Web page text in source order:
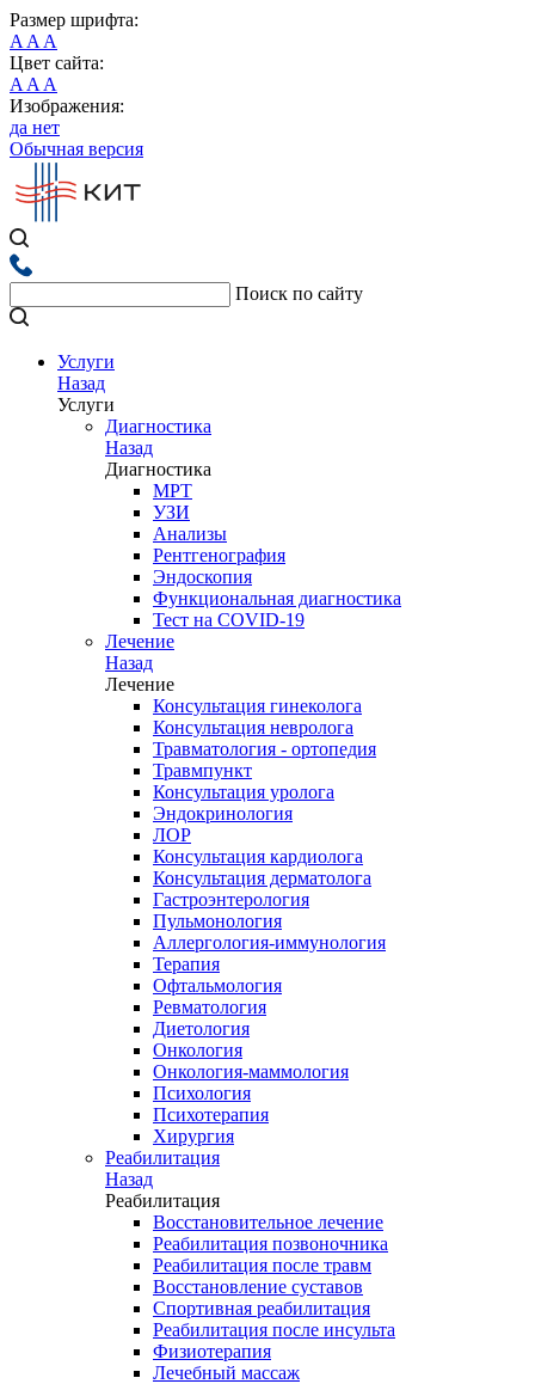
Размер шрифта:
A A A
Цвет сайта:
A A A
Изображения:
да нет
Обычная версия
Поиск по сайту
Услуги
Назад
Услуги
Диагностика
Назад
Диагностика
МРТ
УЗИ
Анализы
Рентгенография
Эндоскопия
Функциональная диагностика
Тест на COVID-19
Лечение
Назад
Лечение
Консультация гинеколога
Консультация невролога
Травматология - ортопедия
Травмпункт
Консультация уролога
Эндокринология
ЛОР
Консультация кардиолога
Консультация дерматолога
Гастроэнтерология
Пульмонология
Аллергология-иммунология
Терапия
Офтальмология
Ревматология
Диетология
Онкология
Онкология-маммология
Психология
Психотерапия
Хирургия
Реабилитация
Назад
Реабилитация
Восстановительное лечение
Реабилитация позвоночника
Реабилитация после травм
Восстановление суставов
Спортивная реабилитация
Реабилитация после инсульта
Физиотерапия
Лечебный массаж